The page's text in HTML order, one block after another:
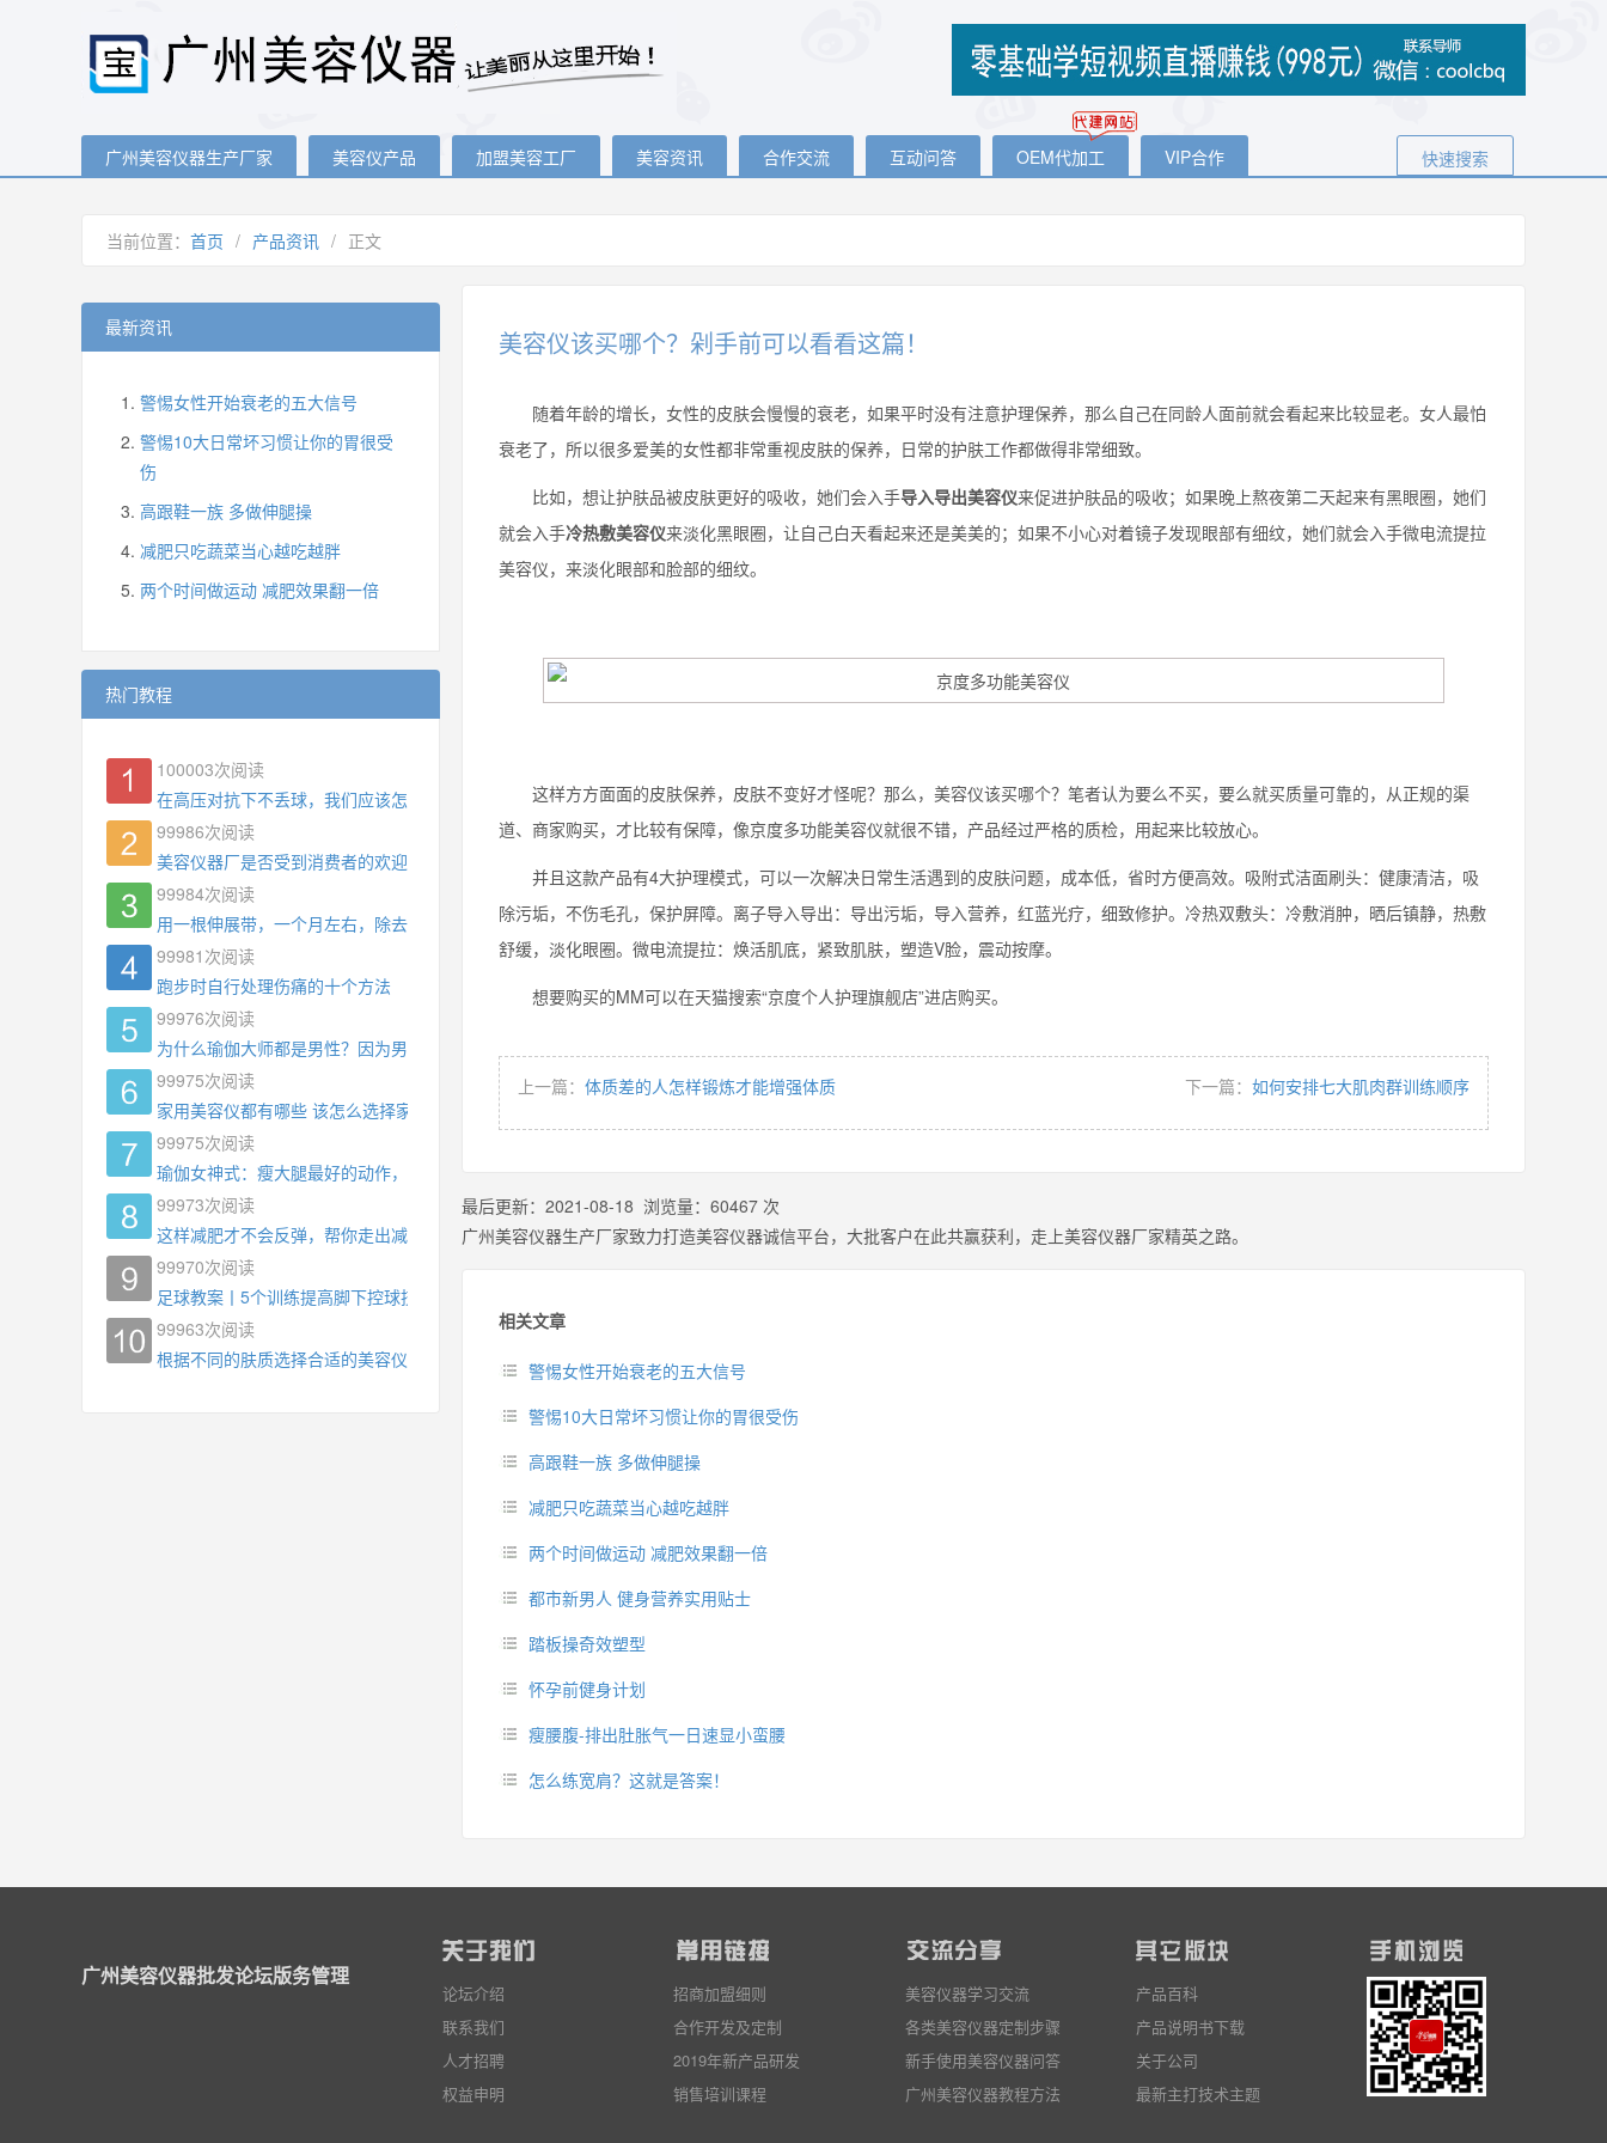
广州美容仪器生产厂家 美容仪产品 加盟美容工厂 美容资讯 合作交流 互动问答 OEM代加工 VIP合作 快速搜索
当前位置： 首页 / 产品资讯 / 正文
美容仪该买哪个？剁手前可以看看这篇！
随着年龄的增长，女性的皮肤会慢慢的衰老，如果平时没有注意护理保养，那么自己在同龄人面前就会看起来比较显老。女人最怕
衰老了，所以很多爱美的女性都非常重视皮肤的保养，日常的护肤工作都做得非常细致。
比如，想让护肤品被皮肤更好的吸收，她们会入手导入导出美容仪来促进护肤品的吸收；如果晚上熬夜第二天起来有黑眼圈，她们
就会入手冷热敷美容仪来淡化黑眼圈，让自己白天看起来还是美美的；如果不小心对着镜子发现眼部有细纹，她们就会入手微电流提拉
美容仪，来淡化眼部和脸部的细纹。
这样方方面面的皮肤保养，皮肤不变好才怪呢？那么，美容仪该买哪个？笔者认为要么不买，要么就买质量可靠的，从正规的渠
道、商家购买，才比较有保障，像京度多功能美容仪就很不错，产品经过严格的质检，用起来比较放心。
并且这款产品有4大护理模式，可以一次解决日常生活遇到的皮肤问题，成本低，省时方便高效。吸附式洁面刷头：健康清洁，吸
除污垢，不伤毛孔，保护屏障。离子导入导出：导出污垢，导入营养，红蓝光疗，细致修护。冷热双敷头：冷敷消肿，晒后镇静，热敷
舒缓，淡化眼圈。微电流提拉：焕活肌底，紧致肌肤，塑造V脸，震动按摩。
想要购买的MM可以在天猫搜索“京度个人护理旗舰店”进店购买。
上一篇： 体质差的人怎样锻炼才能增强体质 下一篇： 如何安排七大肌肉群训练顺序
最后更新： 2021-08-18 浏览量： 60467 次
广州美容仪器生产厂家致力打造美容仪器诚信平台，大批客户在此共赢获利，走上美容仪器厂家精英之路。
相关文章
警惕女性开始衰老的五大信号
警惕10大日常坏习惯让你的胃很受伤
高跟鞋一族 多做伸腿操
减肥只吃蔬菜当心越吃越胖
两个时间做运动 减肥效果翻一倍
都市新男人 健身营养实用贴士
踏板操奇效塑型
怀孕前健身计划
瘦腰腹-排出肚胀气一日速显小蛮腰
怎么练宽肩？这就是答案！
最新资讯
警惕女性开始衰老的五大信号
警惕10大日常坏习惯让你的胃很受
伤
高跟鞋一族 多做伸腿操
减肥只吃蔬菜当心越吃越胖
两个时间做运动 减肥效果翻一倍
热门教程
100003次阅读
在高压对抗下不丢球，我们应该怎么练?
99986次阅读
美容仪器厂是否受到消费者的欢迎
99984次阅读
用一根伸展带，一个月左右，除去了手臂拜拜肉，背也变薄了
99981 次阅读
跑步时自行处理伤痛的十个方法
99976次阅读
为什么瑜伽大师都是男性？因为男权，让女性失去同等的机会
99975次阅读
家用美容仪都有哪些 该怎么选择家用美容仪
99975次阅读
瑜伽女神式：瘦大腿最好的动作，没有之一，为什么你练了没效果？
99973次阅读
这样减肥才不会反弹，帮你走出减肥瓶颈
99970次阅读
足球教案丨5个训练提高脚下控球技术
99963次阅读
根据不同的肤质选择合适的美容仪器
广州美容仪器批发论坛版务管理
论坛介绍
联系我们
人才招聘
权益申明
招商加盟细则
合作开发及定制
2019年新产品研发
销售培训课程
美容仪器学习交流
各类美容仪器定制步骤
新手使用美容仪器问答
广州美容仪器教程方法
产品百科
产品说明书下载
关于公司
最新主打技术主题